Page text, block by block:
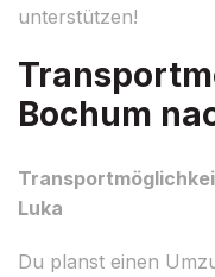
unterstützen!
Bochum
Luka
Du planst einen